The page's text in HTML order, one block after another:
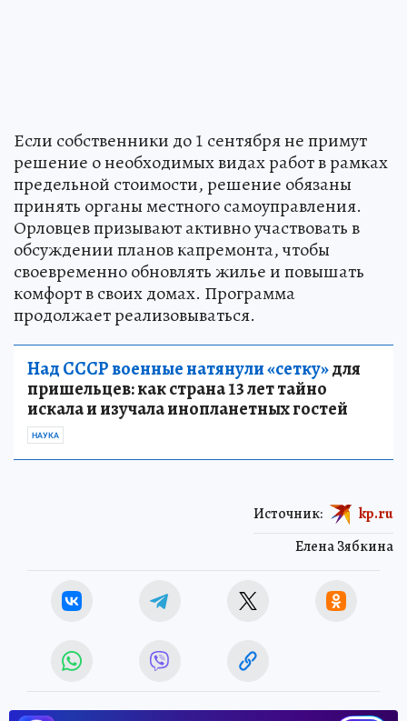
Если собственники до 1 сентября не примут
решение о необходимых видах работ в рамках
предельной стоимости, решение обязаны
принять органы местного самоуправления.
Орловцев призывают активно участвовать в
обсуждении планов капремонта, чтобы
своевременно обновлять жилье и повышать
комфорт в своих домах. Программа
продолжает реализовываться.
Над СССР военные натянули «сетку»для
пришельцев: как страна 13 лет тайно
искала и изучала инопланетных гостей
НАУКА
Елена Зябкина
Источник: kp.ru